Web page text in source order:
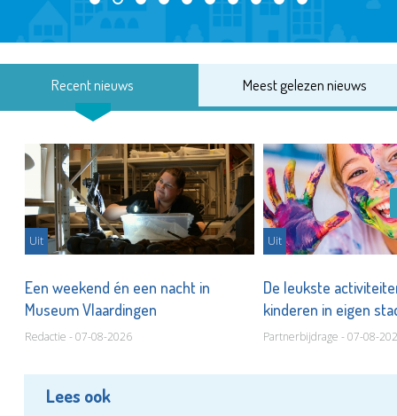
Recent nieuws Meest gelezen nieuws
Uit
Een weekend én een nacht in
Museum Vlaardingen
Redactie - 07-08-2026
Uit
De leukste
kinderen in eigen
Partnerbijdrage - 07-08-
Lees ook